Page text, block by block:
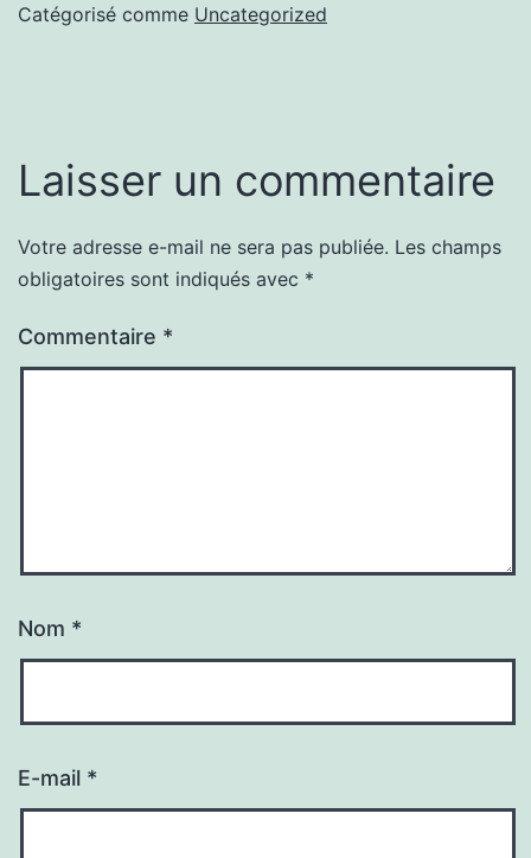
Catégorisé comme Uncategorized
Laisser un commentaire
Votre adresse e-mail ne sera pas publiée. Les champs
obligatoires sont indiqués avec *
Commentaire *
Nom *
E-mail *